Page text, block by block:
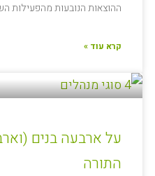
ההוצאות הנובעות מהפעילות
קרא עוד »
על ארבעה בנים
התורה